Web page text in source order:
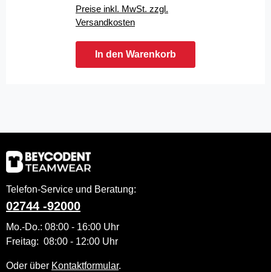
Preise inkl. MwSt. zzgl.
Versandkosten
In den Warenkorb
Telefon-Service und Beratung:
02744 -92000
Mo.-Do.: 08:00 - 16:00 Uhr
Freitag: 08:00 - 12:00 Uhr
Oder über Kontaktformular.